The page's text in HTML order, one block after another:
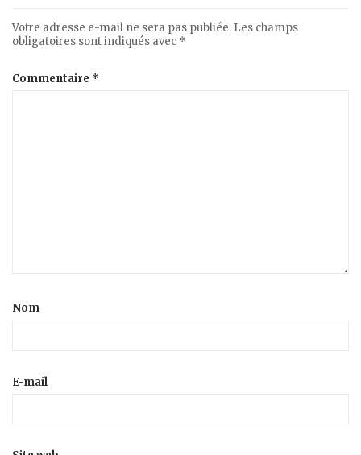
Votre adresse e-mail ne sera pas publiée. Les champs
obligatoires sont indiqués avec *
Commentaire *
Nom
E-mail